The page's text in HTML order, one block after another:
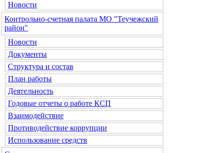
Новости
Контрольно-счетная палата МО "Теучежский
район"
Новости
Документы
Структура и состав
План работы
Деятельность
Годовые отчеты о работе КСП
Взаимодействие
Противодействие коррупции
Использование средств